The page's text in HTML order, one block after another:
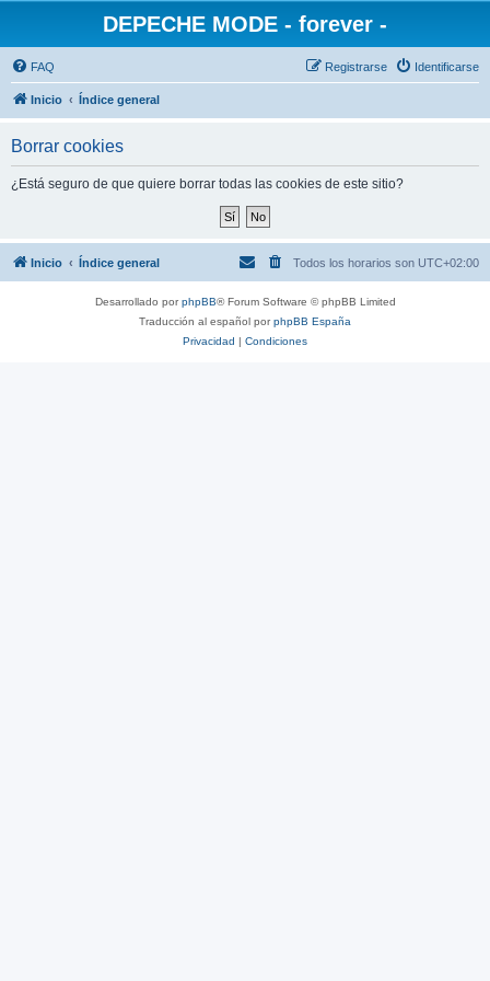
DEPECHE MODE - forever -
FAQ Identificarse
Registrarse
Inicio Índice general
Borrar cookies
¿Está seguro de que quiere borrar todas las cookies de este sitio?
Inicio Índice general Todos los horarios son UTC+02:00
Desarrollado porphpBB® Forum Software © phpBB Limited
Traducción al español porphpBB España
Privacidad | Condiciones